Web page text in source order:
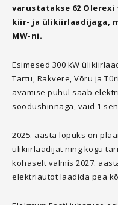
varustatakse 62
kiir- ja ülikiirlaadijaga,
MW-ni.
Esimesed 300 kW
Tartu, Rakvere, Võru ja
avamise puhul saab
soodushinnaga, vaid 1
2025. aasta lõpuks on
ülikiirlaadijat ning kogu
kohaselt valmis 2027.
elektriautot laadida pea